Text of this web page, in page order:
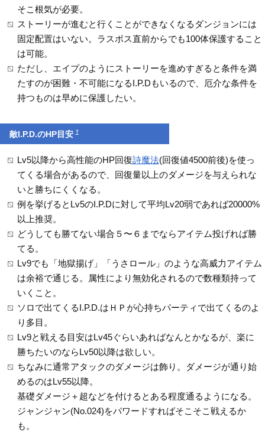
そこ根気が必要。
ストーリーが進むと行くことができなくなるダンジョンには
固定配置はいない。ラスボス直前からでも100体保護すること
は可能。
ただし、エイプのようにストーリーを進めすぎると条件を満
たすのが困難・不可能になるI.P.Dもいるので、厄介な条件を
持つものは早めに保護したい。
敵I.P.D.のHP目安†
Lv5以降から高性能のHP回復詩魔法(回復値4500前後)を使っ
てくる場合があるので、回復量以上のダメージを与えられな
いと勝ちにくくなる。
例を挙げるとLv5のI.P.Dに対して平均Lv20弱であれば20000%
以上推奨。
どうしても勝てない場合５〜６までならアイテム投げれば勝
てる。
Lv9でも「地獄揚げ」「うさロール」のような高威力アイテム
は余裕で通じる。属性により無効化されるので数種類持って
いくこと。
ソロで出てくるI.P.D.はＨＰが心持ちパーティで出てくるのよ
り多目。
Lv9と戦える目安はLv45ぐらいあればなんとかなるが、楽に
勝ちたいのならLv50以降は欲しい。
ちなみに通常アタックのダメージは飾り。ダメージが通り始
めるのはLv55以降。
基礎ダメージ＋超などを付けるとある程度通るようになる。
ジャンジャン(No.024)をパワードすればそこそこ戦えるか
も。